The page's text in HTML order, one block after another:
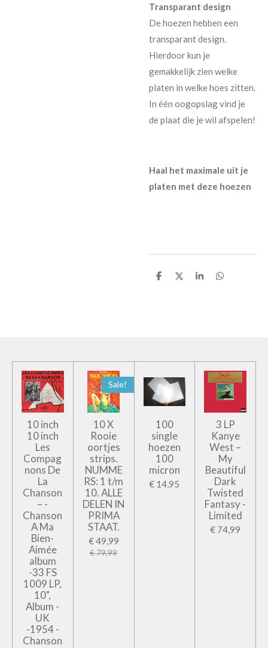
Transparant design
De hoezen hebben een
transparant design.
Hierdoor kun je
gemakkelijk zien welke
platen in welke hoes zitten.
In één oogopslag vind je
de plaat die je wil afspelen!
Haal het maximale uit je
platen met deze hoezen
D
D
S
D
10 inch
10 inch
Les
Compag
nons De
La
Chanson
– -
Chanson
A Ma
Bien-
Aimée
album
-33 FS
1009 LP,
10",
Album -
UK
-1954 -
Chanson
Sale!
10 X
Rooie
oortjes
strips.
NUMME
RS: 1 t/m
10. ALLE
DELEN IN
PRIMA
STAAT.
€ 49,99
€ 79,99
100
single
hoezen
100
micron
€ 14,95
3 LP
Kanye
West –
My
Beautiful
Dark
Twisted
Fantasy -
Limited
€ 74,99